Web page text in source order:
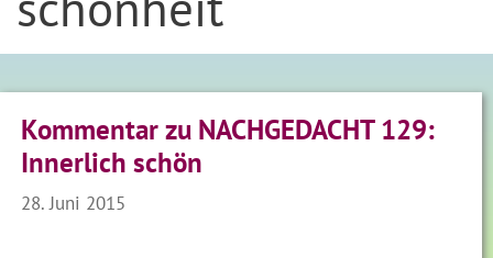
Kommentar zu NACHGEDACHT 129:
Innerlich schön
28. Juni 2015